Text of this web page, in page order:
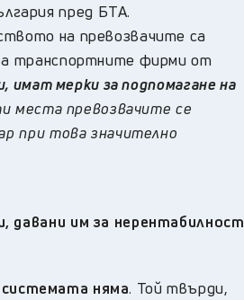
пред БТА.
на превозвачите са
транспортните фирми от
имат мерки за подпомагане на
места превозвачите се
при това значително
давани им за нерентабилност
няма. Той твърди,